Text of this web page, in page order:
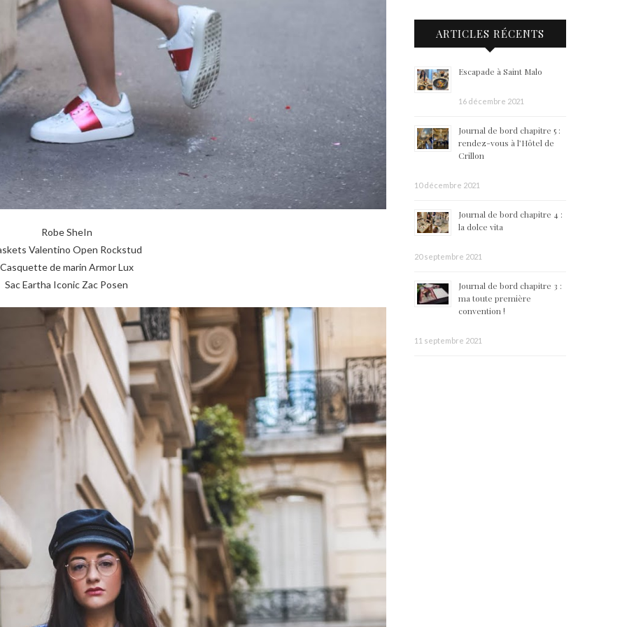
Robe SheIn
Valentino Open Rockstud
Casquette de marin Armor Lux
Sac Eartha Iconic Zac Posen
ARTICLES RÉCENTS
Escapade à Saint Malo
16 décembre 2021
Journal de bord chapitre 5 :
rendez-vous à l’Hôtel de
Crillon
10 décembre 2021
Journal de bord chapitre 4 :
la dolce vita
20 septembre 2021
Journal de bord chapitre 3 :
ma toute première
convention !
11 septembre 2021